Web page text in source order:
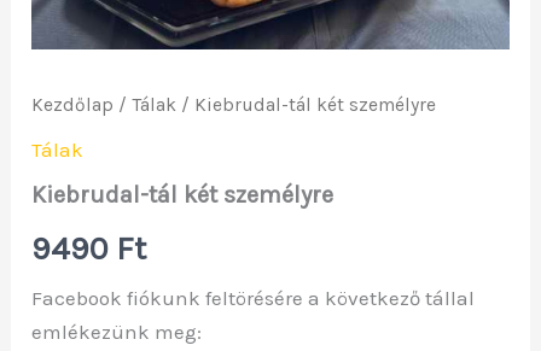
Kezdőlap /Tálak / Kiebrudal-tál két személyre
Tálak
Kiebrudal-tál két személyre
9490 Ft
Facebook fiókunk feltörésére a következő tállal
emlékezünk meg: